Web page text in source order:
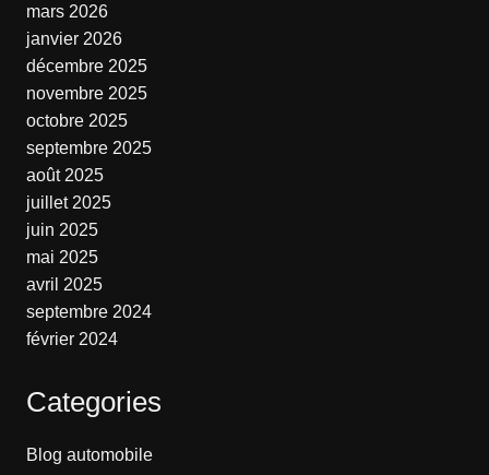
mars 2026
janvier 2026
décembre 2025
novembre 2025
octobre 2025
septembre 2025
août 2025
juillet 2025
juin 2025
mai 2025
avril 2025
septembre 2024
février 2024
Categories
Blog automobile